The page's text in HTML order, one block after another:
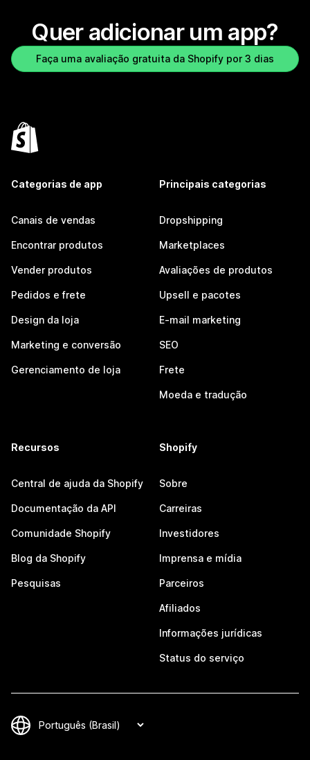
Quer adicionar um app?
Faça uma avaliação gratuita da Shopify por 3 dias
Categorias de app
Canais de vendas
Encontrar produtos
Vender produtos
Pedidos e frete
Design da loja
Marketing e conversão
Gerenciamento de loja
Principais categorias
Dropshipping
Marketplaces
Avaliações de produtos
Upsell e pacotes
E-mail marketing
SEO
Frete
Moeda e tradução
Recursos
Central de ajuda da Shopify
Documentação da API
Comunidade Shopify
Blog da Shopify
Pesquisas
Shopify
Sobre
Carreiras
Investidores
Imprensa e mídia
Parceiros
Afiliados
Informações jurídicas
Status do serviço